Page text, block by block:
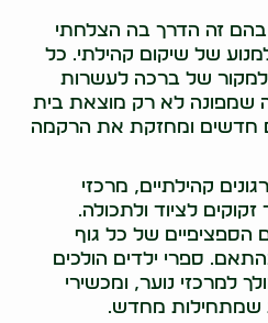
זה הדרך בה הצלחתי
של שיקום קהילתי. כל
של ברכה לעשרות
שמפונה לא רק מוצאת בית
חדשים ומחזקת את הרקמה
קהילתיים, מרכזי
לציוד ולתכולה.
הספציפיים של כל גוף
ספרי ילדים הולכים
למרכזי נוער, ומכשירי
שמתחילות מחדש.